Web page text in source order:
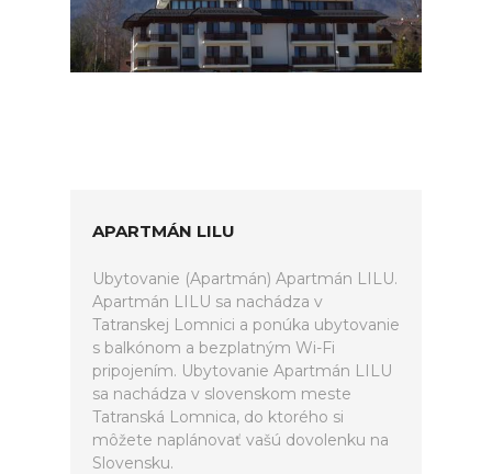
APARTMÁN LILU
Ubytovanie (Apartmán) Apartmán LILU.
Apartmán LILU sa nachádza v
Tatranskej Lomnici a ponúka ubytovanie
s balkónom a bezplatným Wi-Fi
pripojením. Ubytovanie Apartmán LILU
sa nachádza v slovenskom meste
Tatranská Lomnica, do ktorého si
môžete naplánovať vašú dovolenku na
Slovensku.